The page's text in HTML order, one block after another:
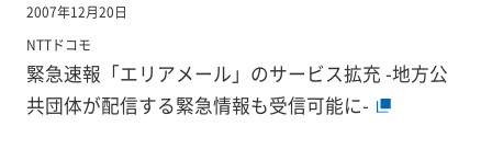
2007年12月20日
NTTドコモ
緊急速報「エリアメール」のサービス拡充 -地方公
共団体が配信する緊急情報も受信可能に-